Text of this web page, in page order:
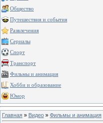
Общество
Путешествия и события
Развлечения
Сериалы
Спорт
Транспорт
Фильмы и анимация
Хобби и образование
Юмор
Главная » Видео » Фильмы и анимация